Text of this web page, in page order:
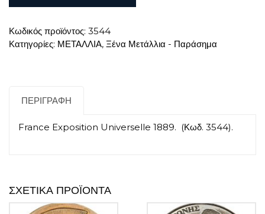
Universelle
ποσότητα
Κωδικός προϊόντος: 3544
Κατηγορίες: ΜΕΤΑΛΛΙΑ, Ξένα Μετάλλια - Παράσημα
ΠΕΡΙΓΡΑΦΉ
France Exposition Universelle 1889. (Κωδ. 3544).
ΣΧΕΤΙΚΆ ΠΡΟΪΌΝΤΑ